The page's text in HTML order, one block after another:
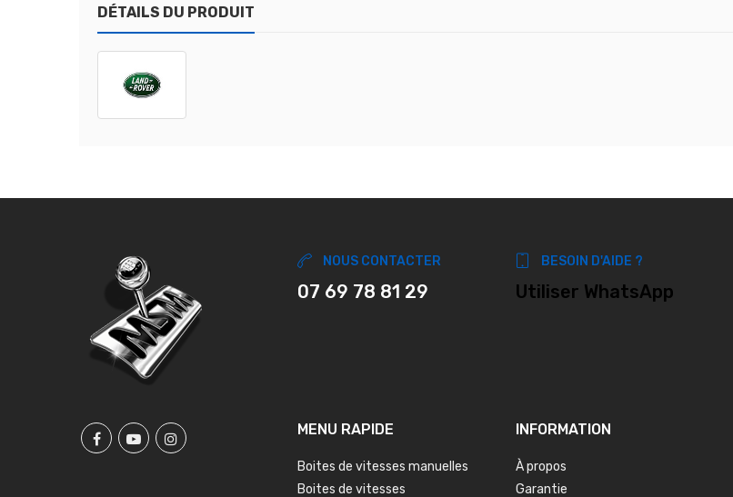
DÉTAILS DU PRODUIT
NOUS CONTACTER
07 69 78 81 29
BESOIN D'AIDE ?
Utiliser WhatsApp
MENU RAPIDE
Boites de vitesses manuelles
Boites de vitesses
INFORMATION
À propos
Garantie